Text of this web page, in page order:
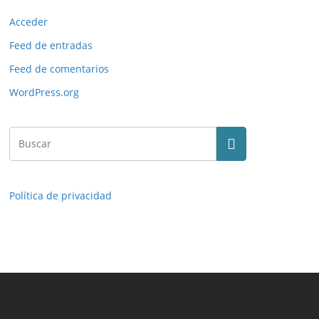
Acceder
Feed de entradas
Feed de comentarios
WordPress.org
Política de privacidad